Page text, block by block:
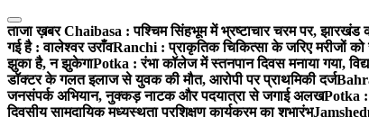
Skip
to
content
ताजा ख़बरChaibasa : पश्चिम सिंहभूम में भ्रष्टाचार चरम पर, झारखंड
गई है : वालेश्वर उराँवRanchi : प्राकृतिक चिकित्सा के जरिए मरीजों को
झुका है, न झुकेगाPotka : रंभा कॉलेज में स्तनपान दिवस मनाया गया,
डॉक्टर के गलत इलाज से युवक की मौत, आरोपी पर प्राथमिकी दर्ज
जनसंपर्क अभियान, नुक्कड़ नाटक और पदयात्रा से जगाई अलखPotka :
दिवसीय सामुदायिक मध्यस्थता प्रशिक्षण कार्यक्रम का शुभारंभ